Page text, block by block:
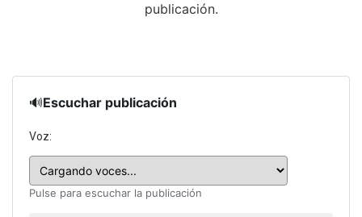
publicación.
🔊Escuchar publicación
Voz:
Pulse para escuchar la publicación